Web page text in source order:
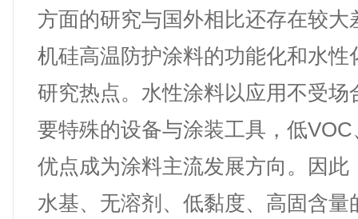
方面的研究与国外相比还存在较大
机硅高温防护涂料的功能化和水性
研究热点。水性涂料以应用不受场
要特殊的设备与涂装工具，低
优点成为涂料主流发展方向。因此
水基、无溶剂、低黏度、高固含量